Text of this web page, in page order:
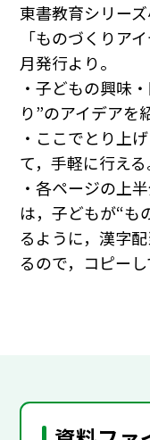
東書教育シリー
「ものづくりア
月発行より。
・子どもの興味
り”のアイデアを
・ここでとり上
て，手軽に行える
・各ページの上
は，子どもが“も
るように，漢字
るので，コピー